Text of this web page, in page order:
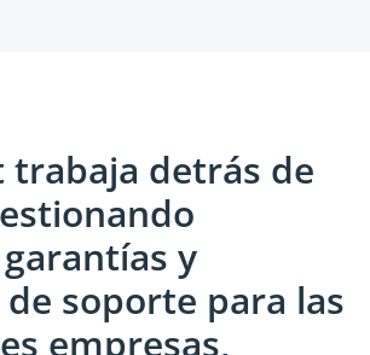
de vida móvil con
lealtad
trabaja detrás de
y
soporte para las
empresas,